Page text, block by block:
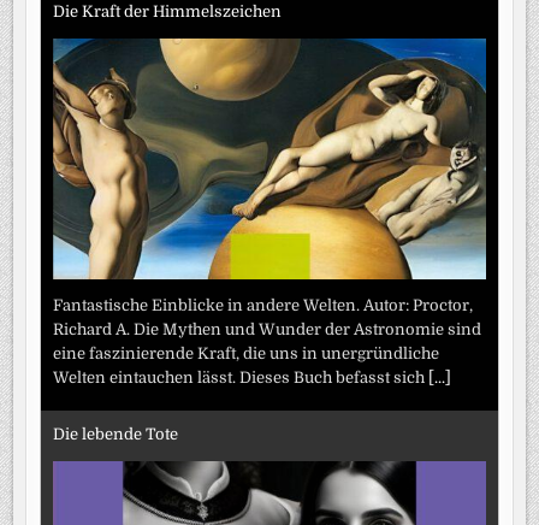
Die Kraft der Himmelszeichen
Fantastische Einblicke in andere Welten. Autor: Proctor,
Richard A. Die Mythen und Wunder der Astronomie sind
eine faszinierende Kraft, die uns in unergründliche
Welten eintauchen lässt. Dieses Buch befasst sich [...]
Die lebende Tote